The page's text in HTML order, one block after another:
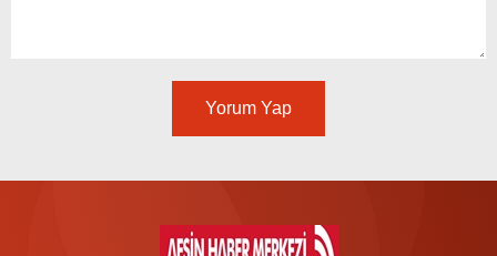
Yorum Yap